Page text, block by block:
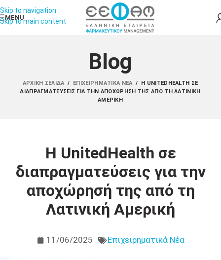
Skip to navigation
Skip to main content
MENU
Blog
ΑΡΧΙΚΉ ΣΕΛΊΔΑ / ΕΠΙΧΕΙΡΗΜΑΤΙΚΆ ΝΈΑ /
H UNITEDHEALTH ΣΕ
ΔΙΑΠΡΑΓΜΑΤΕΎΣΕΙΣ ΓΙΑ ΤΗΝ ΑΠΟΧΏΡΗΣΉ ΤΗΣ ΑΠΌ ΤΗ ΛΑΤΙΝΙΚΉ
ΑΜΕΡΙΚΉ
H UnitedHealth σε
διαπραγματεύσεις για την
αποχώρησή της από τη
Λατινική Αμερική
11/06/2025 Επιχειρηματικά Νέα